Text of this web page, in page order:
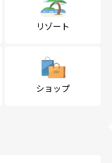
リゾート
ショップ